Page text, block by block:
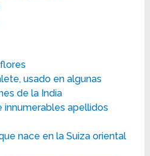
usado en algunas
de la India
innumerables apellidos
nace en la Suiza oriental